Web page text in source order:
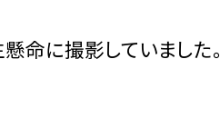
命に撮影していました。